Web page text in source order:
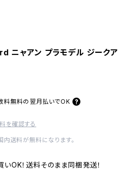
ャアン プラモデル ジークア
料無料の 翌月払いでOK
を確認する
送料が無料になります。
OK！送料そのまま同梱発送！